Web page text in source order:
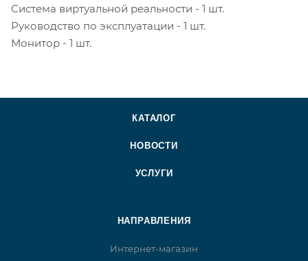
Система виртуальной реальности - 1 шт.
Руководство по эксплуатации - 1 шт.
Монитор - 1 шт.
КАТАЛОГ
НОВОСТИ
УСЛУГИ
НАПРАВЛЕНИЯ
Интернет-магазин